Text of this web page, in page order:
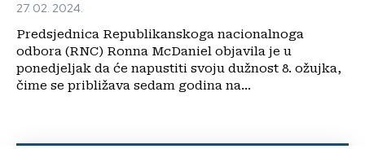
27. 02. 2024.
Predsjednica Republikanskoga nacionalnoga
odbora (RNC) Ronna McDaniel objavila je u
ponedjeljak da će napustiti svoju dužnost 8. ožujka,
čime se približava sedam godina na...